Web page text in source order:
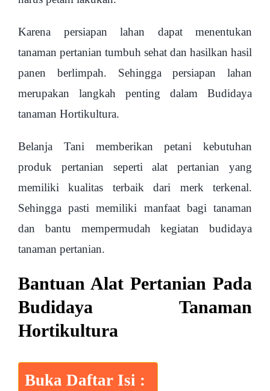
Karena persiapan lahan dapat menentukan
tanaman pertanian tumbuh sehat dan hasilkan hasil
panen berlimpah. Sehingga persiapan lahan
merupakan langkah penting dalam Budidaya
tanaman Hortikultura.
Belanja Tani memberikan petani kebutuhan
produk pertanian seperti alat pertanian yang
memiliki kualitas terbaik dari merk terkenal.
Sehingga pasti memiliki manfaat bagi tanaman
dan bantu mempermudah kegiatan budidaya
tanaman pertanian.
Bantuan Alat Pertanian Pada
Budidaya Tanaman
Hortikultura
Buka Daftar Isi :